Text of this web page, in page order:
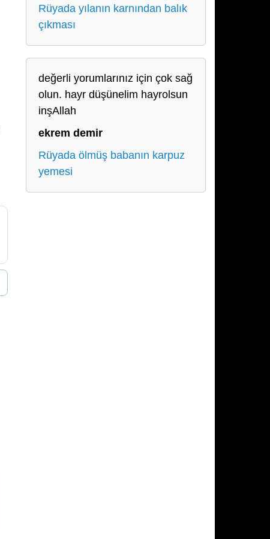
Rüyada yılanın karnından balık
çıkması
değerli yorumlarınız için çok sağ
olun. hayr düşünelim hayrolsun
inşAllah
ekrem demir
Rüyada ölmüş babanın karpuz
yemesi